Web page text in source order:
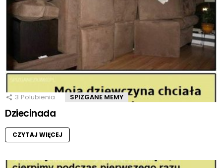
3 Polubienia SPIZGANE MEMY
Dziecinada
CZYTAJ WIĘCEJ